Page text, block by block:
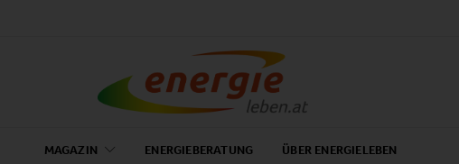
MAGAZIN ENERGIEBERATUNG ÜBER ENERGIELEBEN